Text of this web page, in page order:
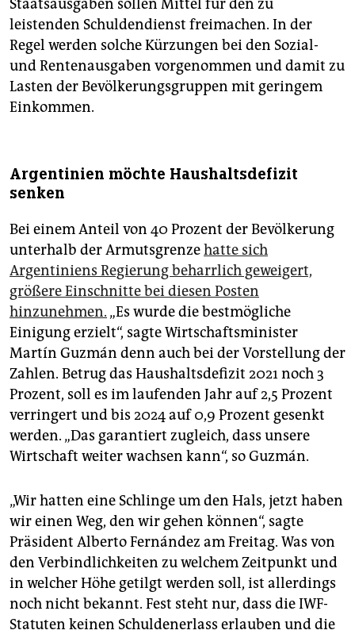
Staatsausgaben sollen Mittel für den zu
leistenden Schuldendienst freimachen. In der
Regel werden solche Kürzungen bei den Sozial-
und Rentenausgaben vorgenommen und damit zu
Lasten der Bevölkerungsgruppen mit geringem
Einkommen.
Argentinien möchte Haushaltsdefizit
senken
Bei einem Anteil von 40 Prozent der Bevölkerung
unterhalb der Armutsgrenzehatte sich
Argentiniens Regierung beharrlich geweigert,
größere Einschnitte bei diesen Posten
hinzunehmen. „Es wurde die bestmögliche
Einigung erzielt“, sagte Wirtschaftsminister
Martín Guzmán denn auch bei der Vorstellung der
Zahlen. Betrug das Haushaltsdefizit 2021 noch 3
Prozent, soll es im laufenden Jahr auf 2,5 Prozent
verringert und bis 2024 auf 0,9 Prozent gesenkt
werden. „Das garantiert zugleich, dass unsere
Wirtschaft weiter wachsen kann“, so Guzmán.
„Wir hatten eine Schlinge um den Hals, jetzt haben
wir einen Weg, den wir gehen können“, sagte
Präsident Alberto Fernández am Freitag. Was von
den Verbindlichkeiten zu welchem Zeitpunkt und
in welcher Höhe getilgt werden soll, ist allerdings
noch nicht bekannt. Fest steht nur, dass die IWF-
Statuten keinen Schuldenerlass erlauben und die